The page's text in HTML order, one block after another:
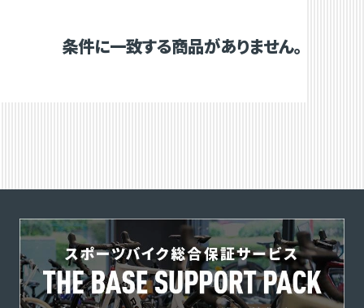
条件に一致する商品がありません。